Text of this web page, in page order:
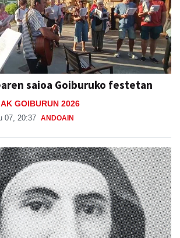
saioa Goiburuko festetan
GOIBURUN 2026
07, 20:37 ANDOAIN